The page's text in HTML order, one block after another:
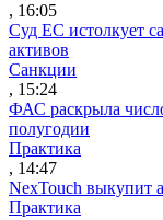
, 16:05
Суд ЕС истолкует
активов
Санкции
, 15:24
ФАС раскрыла
полугодии
Практика
, 14:47
NexTouch выкупит
Практика